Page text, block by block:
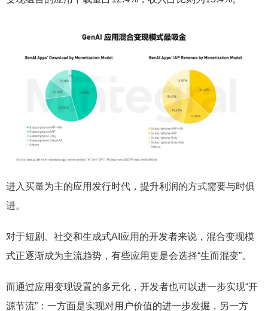
进入买量为主的应用发行时代，提升利润的方式需要与时俱
进。
对于短剧、社交和生成式AI应用的开发者来说，混合变现模
式正逐渐成为主流趋势，有些应用更是会选择“生而混变”。
而通过应用变现设置的多元化，开发者也可以进一步实现“开
源节流”：一方面是实现对用户价值的进一步发掘，另一方